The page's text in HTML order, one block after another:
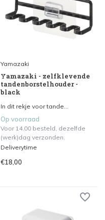
Yamazaki
Yamazaki - zelfklevende
tandenborstelhouder -
black
In dit rekje voor tande...
Op voorraad
Voor 14.00 besteld, dezelfde
(werk)dag verzonden.
Deliverytime
€18,00